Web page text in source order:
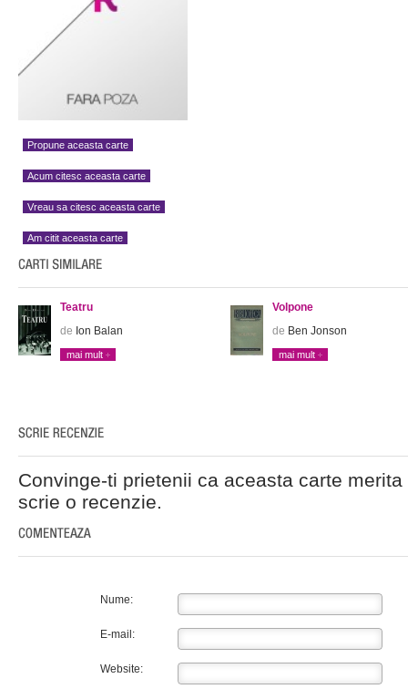
Propune aceasta carte
Acum citesc aceasta carte
Vreau sa citesc aceasta carte
Am citit aceasta carte
Teatru
de Ion Balan
mai mult
Volpone
de Ben Jonson
mai mult
Convinge-ti prietenii ca aceasta carte
scrie o recenzie.
Nume:
E-mail:
Website: